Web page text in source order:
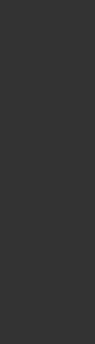
BLADING ALL-